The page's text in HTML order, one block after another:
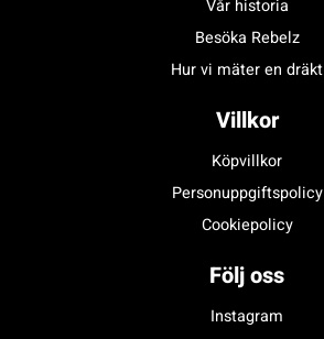
Vår historia
Besöka Rebelz
Hur vi mäter en dräkt
Villkor
Köpvillkor
Personuppgiftspolicy
Cookiepolicy
Följ oss
Instagram